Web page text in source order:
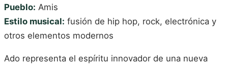
Pueblo: Amis
Estilo musical: fusión de hip hop, rock, electrónica y
otros elementos modernos
Ado representa el espíritu innovador de una nueva